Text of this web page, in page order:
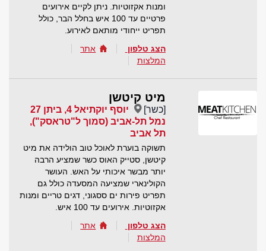
ומנות אקזוטיות. ניתן לקיים אירועים
פרטיים עד 100 איש בחלל הבר, כולל
תפריט ייחודי מותאם לאירוע.
הצג טלפון
אתר
המלצות
מיט קיטשן
[כשר]
יוסף יוקתיאל 4, ביתן 27
נמל תל-אביב (סמוך ל"טראסק"),
תל אביב
תשוקה בוערת לאוכל טוב הולידה את מיט
קיטשן, סטייק האוס כשר שמציע הרבה
יותר מבשר איכותי על האש. העושר
הקולינארי שמציעה המסעדה כולל גם
תפריט פירות ים ססגוני, דגים טריים ומנות
אקזוטיות. אירועים עד 100 איש.
הצג טלפון
אתר
המלצות